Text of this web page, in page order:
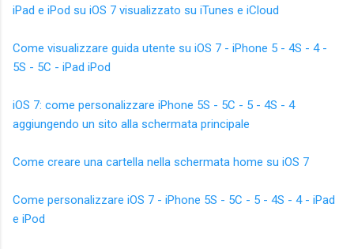
iPad e iPod su iOS 7 visualizzato su iTunes e iCloud
Come visualizzare guida utente su iOS 7 - iPhone 5 - 4S - 4 -
5S - 5C - iPad iPod
iOS 7: come personalizzare iPhone 5S - 5C - 5 - 4S - 4
aggiungendo un sito alla schermata principale
Come creare una cartella nella schermata home su iOS 7
Come personalizzare iOS 7 - iPhone 5S - 5C - 5 - 4S - 4 - iPad
e iPod